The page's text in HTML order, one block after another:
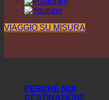
VIAGGIO SU MISURA
PERCHE NOI
DESTINAZIONE